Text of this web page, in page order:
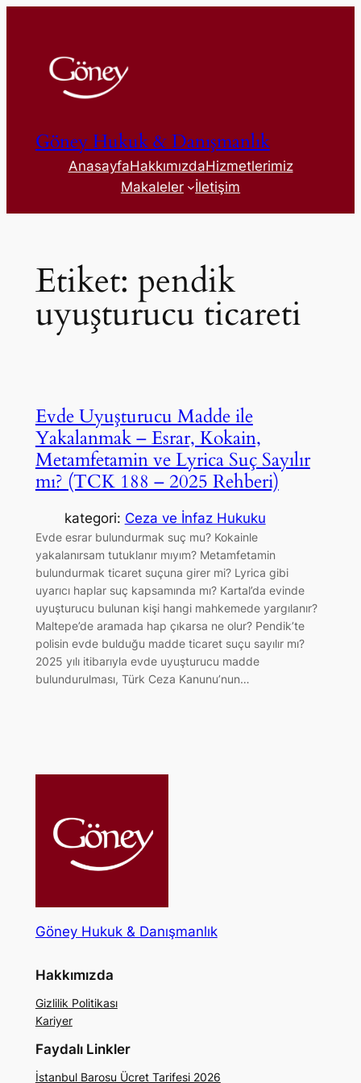
Göney Hukuk & Danışmanlık
AnasayfaHakkımızdaHizmetlerimiz
Makaleler
İletişim
Etiket: pendik
uyuşturucu ticareti
Evde Uyuşturucu Madde ile
Yakalanmak – Esrar, Kokain,
Metamfetamin ve Lyrica Suç Sayılır
mı? (TCK 188 – 2025 Rehberi)
kategori: Ceza ve İnfaz Hukuku
Evde esrar bulundurmak suç mu? Kokainle
yakalanırsam tutuklanır mıyım? Metamfetamin
bulundurmak ticaret suçuna girer mi? Lyrica gibi
uyarıcı haplar suç kapsamında mı? Kartal’da evinde
uyuşturucu bulunan kişi hangi mahkemede yargılanır?
Maltepe’de aramada hap çıkarsa ne olur? Pendik’te
polisin evde bulduğu madde ticaret suçu sayılır mı?
2025 yılı itibarıyla evde uyuşturucu madde
bulundurulması, Türk Ceza Kanunu’nun…
Göney Hukuk & Danışmanlık
Hakkımızda
Gizlilik Politikası
Kariyer
Faydalı Linkler
İstanbul Barosu Ücret Tarifesi 2026